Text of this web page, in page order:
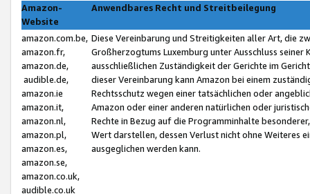
Amazon-
Website
Anwendbares Recht und Streitbeilegung
amazon.com.be,
amazon.fr,
amazon.de,
audible.de,
amazon.ie
amazon.it,
amazon.nl,
amazon.pl,
amazon.es,
amazon.se,
amazon.co.uk,
audible.co.uk
Diese Vereinbarung und Streitigkeiten aller Art, die
Großherzogtums Luxemburg unter Ausschluss
ausschließlichen Zuständigkeit der Gerichte im
dieser Vereinbarung kann Amazon bei einem
Rechtsschutz wegen einer tatsächlichen oder
Amazon oder einer anderen natürlichen oder
Rechte in Bezug auf die Programminhalte
Wert darstellen, dessen Verlust nicht ohne Weiteres
ausgeglichen werden kann.